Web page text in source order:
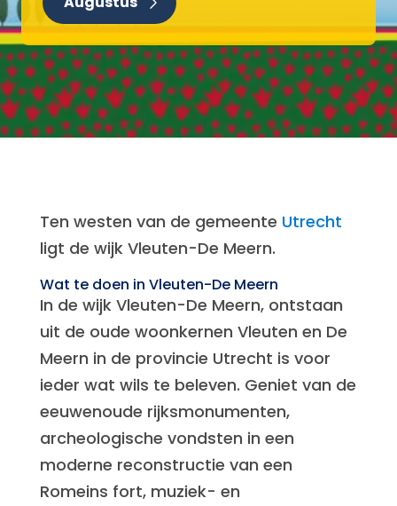
Ten westen van de gemeente Utrecht
ligt de wijk Vleuten-De Meern.
Wat te doen in Vleuten-De Meern
In de wijk Vleuten-De Meern, ontstaan
uit de oude woonkernen Vleuten en De
Meern in de provincie Utrecht is voor
ieder wat wils te beleven. Geniet van de
eeuwenoude rijksmonumenten,
archeologische vondsten in een
moderne reconstructie van een
Romeins fort, muziek- en